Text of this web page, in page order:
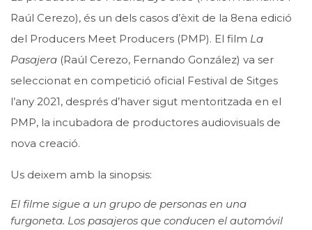
Raúl Cerezo), és un dels casos d’èxit de la 8ena edició
del Producers Meet Producers (PMP). El film La
Pasajera (Raúl Cerezo, Fernando González) va ser
seleccionat en competició oficial Festival de Sitges
l’any 2021, després d’haver sigut mentoritzada en el
PMP, la incubadora de productores audiovisuals de
nova creació.
Us deixem amb la sinopsis:
El filme sigue a un grupo de personas en una
furgoneta. Los pasajeros que conducen el automóvil